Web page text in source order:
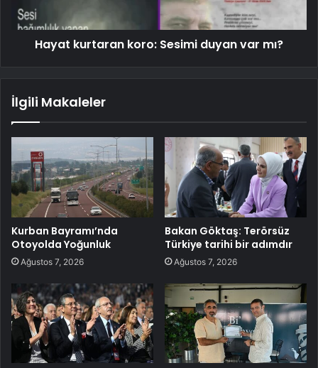
Hayat kurtaran koro: Sesimi duyan var mı?
İlgili Makaleler
Kurban Bayramı’nda
Otoyolda Yoğunluk
Ağustos 7, 2026
Bakan Göktaş: Terörsüz
Türkiye tarihi bir adımdır
Ağustos 7, 2026